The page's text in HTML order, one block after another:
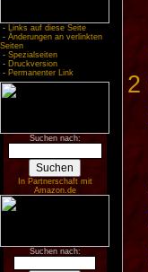
- Links auf diese Seite
- Änderungen an verlinkten
Seiten
- Spezialseiten
- Druckversion
- Permanenter Link
Suchen nach:
In Partnerschaft mit
Amazon.de
Suchen nach:
2